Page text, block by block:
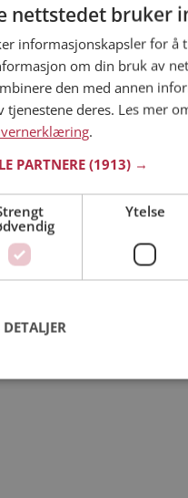
nettstedet bruker
informasjonskapsler for å
om din bruk av
den med annen
tjenestene deres. Les mer
.
PARTNERE (1913) →
Ytelse